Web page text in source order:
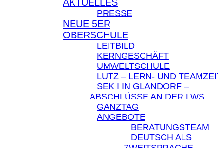
AKTUELLES
PRESSE
NEUE 5ER
OBERSCHULE
LEITBILD
KERNGESCHÄFT
UMWELTSCHULE
LUTZ – LERN- UND
SEK I IN GLANDORF –
ABSCHLÜSSE AN DER LWS
GANZTAG
ANGEBOTE
BERATUNGSTEAM
DEUTSCH ALS